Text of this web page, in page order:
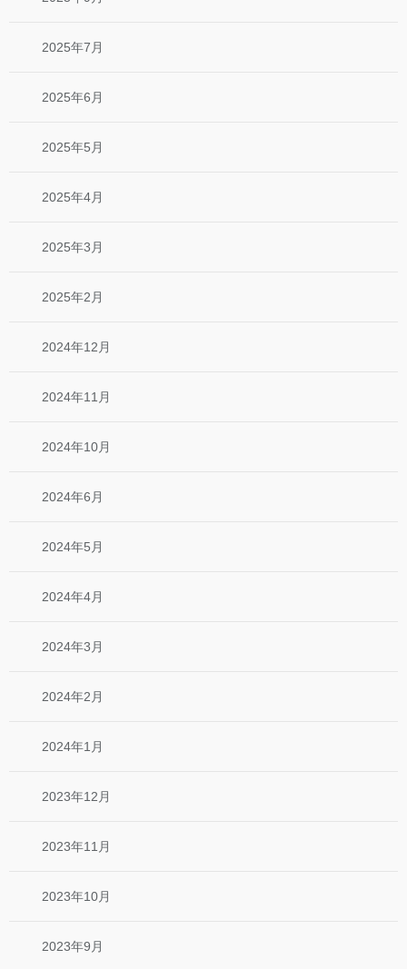
2025年7月
2025年6月
2025年5月
2025年4月
2025年3月
2025年2月
2024年12月
2024年11月
2024年10月
2024年6月
2024年5月
2024年4月
2024年3月
2024年2月
2024年1月
2023年12月
2023年11月
2023年10月
2023年9月